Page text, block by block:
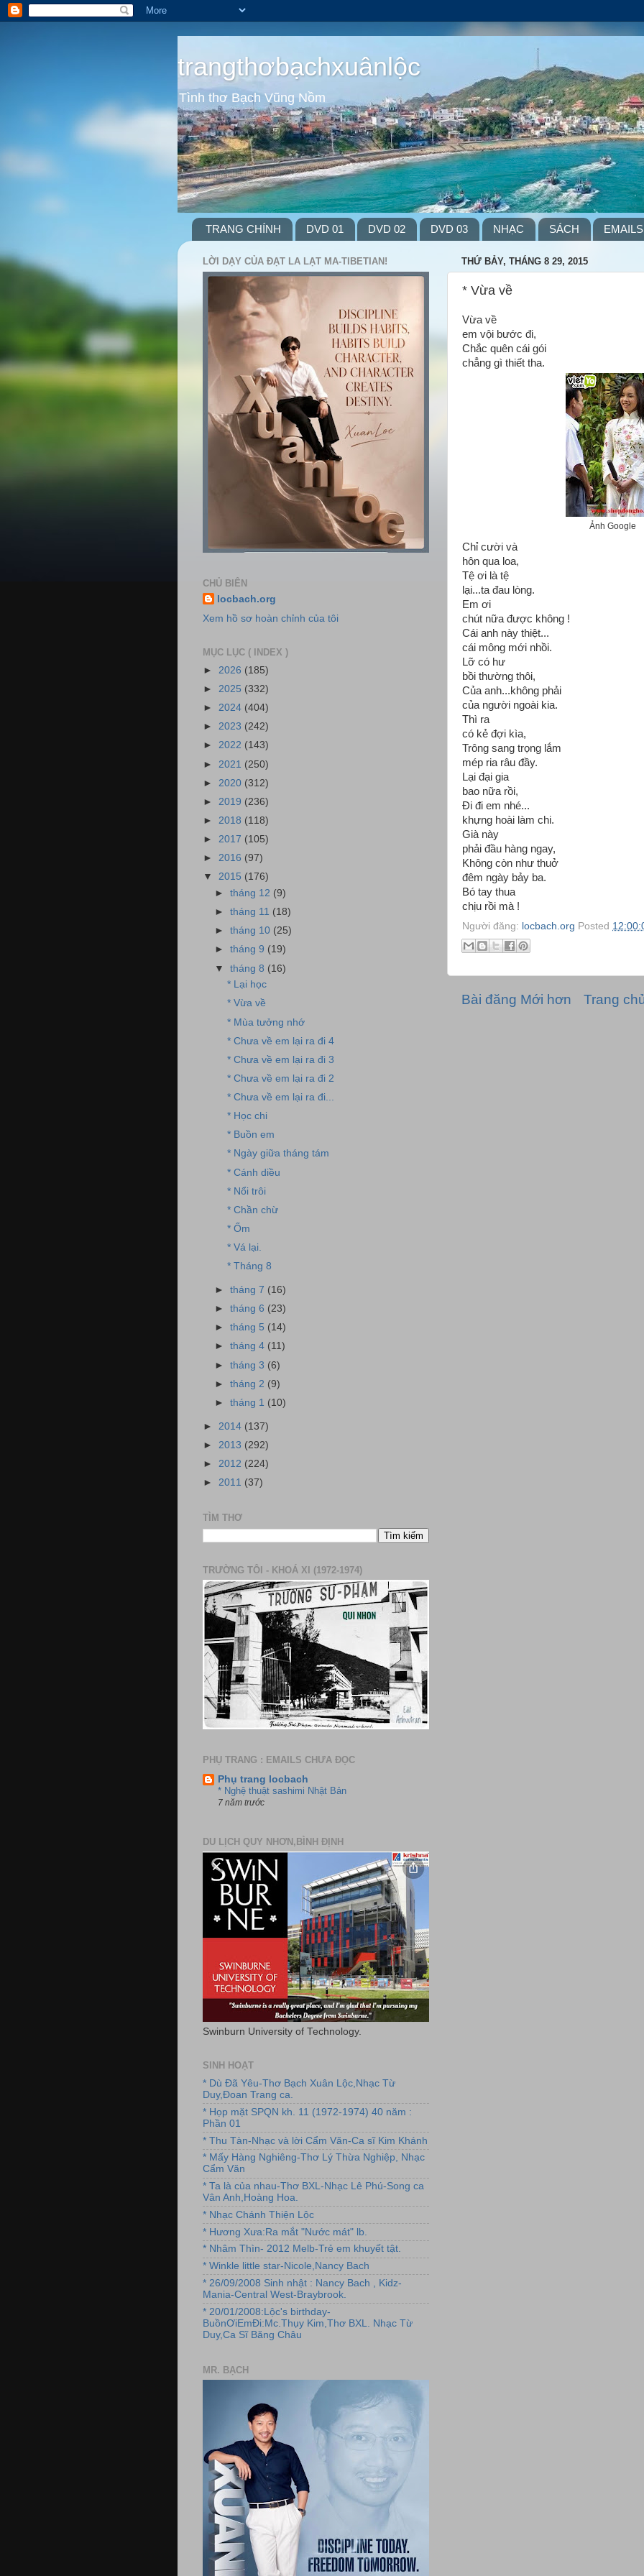
trangthơbạchxuânlộc
Tình thơ Bạch Vũng Nồm
TRANG CHÍNH DVD 01 DVD 02 DVD 03 NHẠC SÁCH EMAILS
THỨ BẢY, THÁNG 8 29, 2015
* Vừa về
Vừa về
em vội bước đi,
Chắc quên cái gói
chẳng gì thiết tha.
Ảnh Google
Chỉ cười và
hôn qua loa,
Tệ ơi là tệ
lại...ta đau lòng.
Em ơi
chút nữa được không !
Cái anh này thiệt...
cái mông mới nhồi.
Lỡ có hư
bồi thường thôi,
Của anh...không phải
của người ngoài kia.
Thì ra
có kẻ đợi kìa,
Trông sang trọng lắm
mép ria râu đầy.
Lại đại gia
bao nữa rồi,
Đi đi em nhé...
khựng hoài làm chi.
Già này
phải đầu hàng ngay,
Không còn như thuở
đêm ngày bảy ba.
Bó tay thua
chịu rồi mà !
Người đăng: locbach.org Posted
Bài đăng Mới hơn Trang
LỜI DẠY CỦA ĐẠT LA LẠT MA-TIBETIAN!
CHỦ BIÊN
locbach.org
Xem hồ sơ hoàn chỉnh của tôi
MỤC LỤC ( INDEX )
► 2026 (185)
► 2025 (332)
► 2024 (404)
► 2023 (242)
► 2022 (143)
► 2021 (250)
► 2020 (312)
► 2019 (236)
► 2018 (118)
► 2017 (105)
► 2016 (97)
▼ 2015 (176)
►tháng 12 (9)
►tháng 11 (18)
►tháng 10 (25)
►tháng 9 (19)
▼tháng 8 (16)
* Lại học
* Vừa về
* Mùa tưởng nhớ
* Chưa về em lại ra đi 4
* Chưa về em lại ra đi 3
* Chưa về em lại ra đi 2
* Chưa về em lại ra đi...
* Học chi
* Buồn em
* Ngày giữa tháng tám
* Cánh diều
* Nổi trôi
* Chần chừ
* Ốm
* Vá lại.
* Tháng 8
►tháng 7 (16)
►tháng 6 (23)
►tháng 5 (14)
►tháng 4 (11)
►tháng 3 (6)
►tháng 2 (9)
►tháng 1 (10)
► 2014 (137)
► 2013 (292)
► 2012 (224)
► 2011 (37)
TÌM THƠ
TRƯỜNG TÔI - KHOÁ XI (1972-1974)
PHỤ TRANG : EMAILS CHƯA ĐỌC
Phụ trang locbach
* Nghệ thuật sashimi Nhật Bản
7 năm trước
DU LỊCH QUY NHƠN,BÌNH ĐỊNH
Swinburn University of Technology.
SINH HOẠT
* Dù Đã Yêu-Thơ Bạch Xuân Lộc,Nhạc Từ
Duy,Đoan Trang ca.
* Họp mặt SPQN kh. 11 (1972-1974) 40 năm :
Phần 01
* Thu Tàn-Nhạc và lời Cẩm Văn-Ca sĩ Kim Khánh
* Mấy Hàng Nghiêng-Thơ Lý Thừa Nghiệp, Nhạc
Cẩm Văn
* Ta là của nhau-Thơ BXL-Nhạc Lê Phú-Song ca
Vân Anh,Hoàng Hoa.
* Nhạc Chánh Thiện Lộc
* Hương Xưa:Ra mắt "Nước mát" lb.
* Nhâm Thìn- 2012 Melb-Trẻ em khuyết tật.
* Winkle little star-Nicole,Nancy Bach
* 26/09/2008 Sinh nhật : Nancy Bach , Kidz-
Mania-Central West-Braybrook.
* 20/01/2008:Lộc's birthday-
BuồnƠiEmĐi:Mc.Thụy Kim,Thơ BXL. Nhạc Từ
Duy,Ca Sĩ Băng Châu
MR. BẠCH